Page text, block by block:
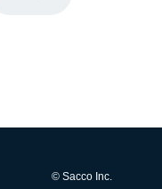
© Sacco Inc.